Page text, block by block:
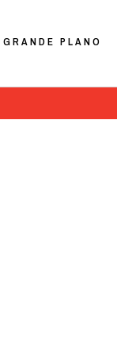
GRANDE PLANO